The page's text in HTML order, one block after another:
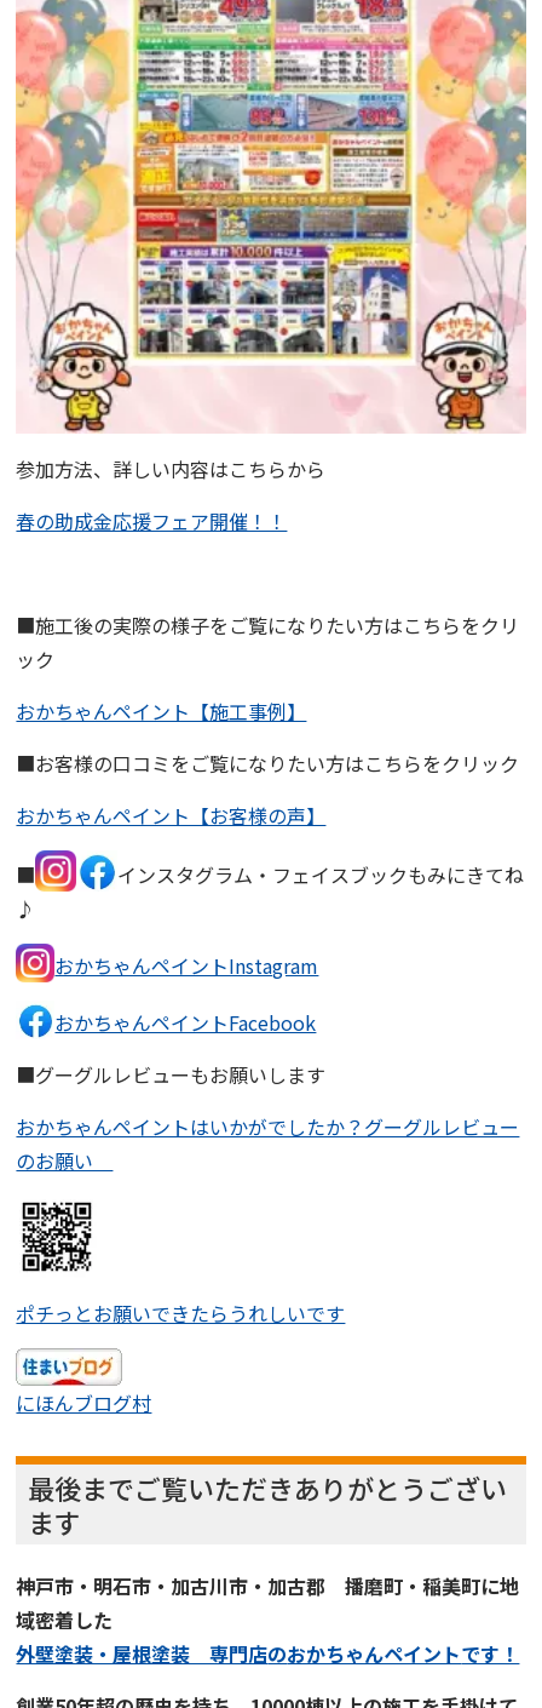
参加方法、詳しい内容はこちらから
春の助成金応援フェア開催！！
■施工後の実際の様子をご覧になりたい方はこちらをクリ
ック
おかちゃんペイント【施工事例】
■お客様の口コミをご覧になりたい方はこちらをクリック
おかちゃんペイント【お客様の声】
■
インスタグラム・フェイスブックもみにきてね
♪
おかちゃんペイントInstagram
おかちゃんペイントFacebook
■グーグルレビューもお願いします
おかちゃんペイントはいかがでしたか？グーグルレビュー
のお願い
ポチっとお願いできたらうれしいです
にほんブログ村
最後までご覧いただきありがとうござい
ます
神戸市・明石市・加古川市・加古郡 播磨町・稲美町に地
域密着した
外壁塗装・屋根塗装 専門店のおかちゃんペイントです！